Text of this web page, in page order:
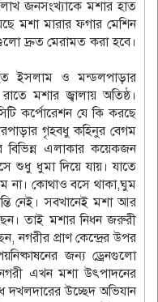
জনসংখ্যাকে মশার হাত
মশা মারার ফগার মেশিন
দ্রুত মেরামত করা হবে।
ইসলাম ও মন্ডলপাড়ার
মশার জ্বালায় অতিষ্ঠ।
কর্পোরেশন যে কি করছে
গৃহবধু কহিনুর বেগম
বিভিন্ন এলাকার কয়েকজন
শুধু ধুমা দিয়ে যায়। যাতে
না। কোথাও বসে থাকা,ঘুম
নেই। সবখানেই মশা আর
তাই মশার নিধন জরুরী
নগরীর প্রাণ কেন্দ্রের উপর
জন্য ড্রেনগুলো
এখন মশা উৎপাদনের
দখলদারের উচ্ছেদ অভিযান